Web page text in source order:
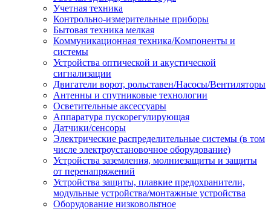
Учетная техника
Контрольно-измерительные приборы
Бытовая техника мелкая
Коммуникационная техника/Компоненты и
системы
Устройства оптической и акустической
сигнализации
Двигатели ворот, рольставен/Насосы/Вентиляторы
Антенны и спутниковые технологии
Осветительные аксессуары
Аппаратура пускорегулирующая
Датчики/сенсоры
Электрические распределительные системы (в том
числе электроустановочное оборудование)
Устройства заземления, молниезащиты и защиты
от перенапряжений
Устройства защиты, плавкие предохранители,
модульные устройства/монтажные устройства
Оборудование низковольтное